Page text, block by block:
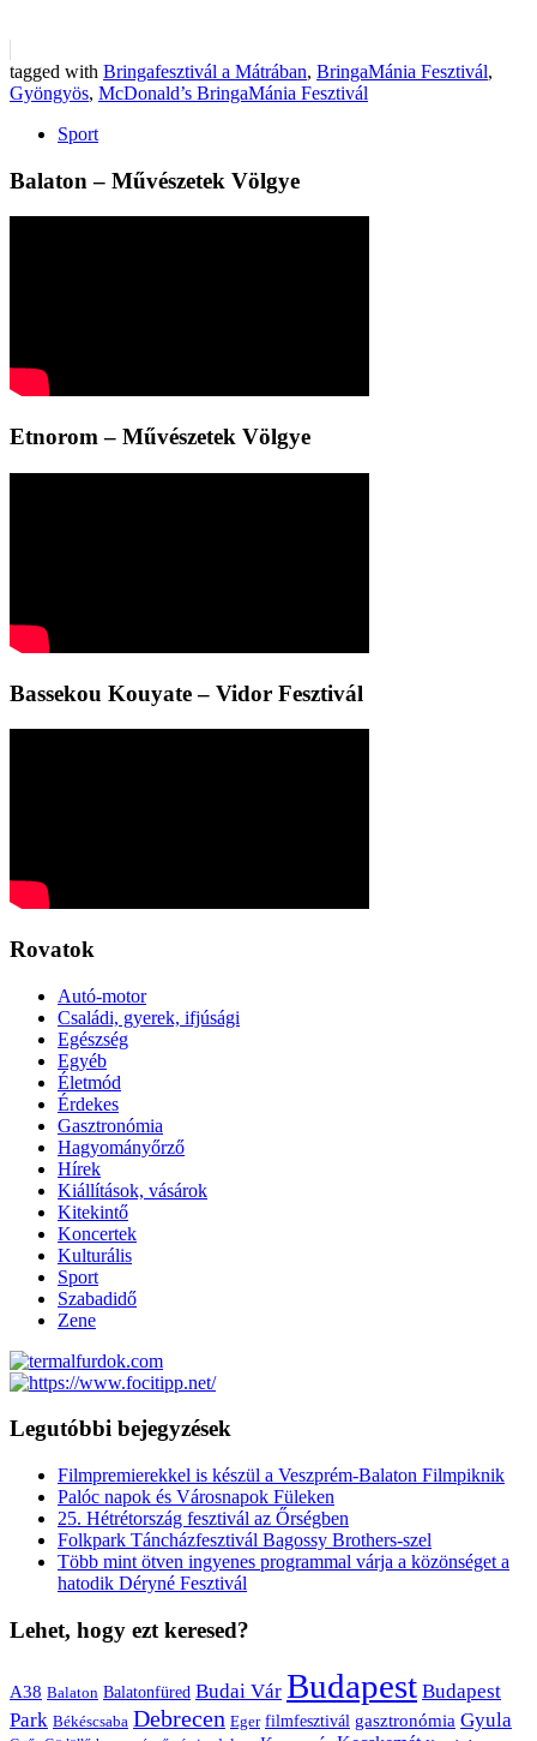
tagged with Bringafesztivál a Mátrában, BringaMánia Fesztivál,
Gyöngyös, McDonald’s BringaMánia Fesztivál
Sport
Balaton – Művészetek Völgye
Etnorom – Művészetek Völgye
Bassekou Kouyate – Vidor Fesztivál
Rovatok
Autó-motor
Családi, gyerek, ifjúsági
Egészség
Egyéb
Életmód
Érdekes
Gasztronómia
Hagyományőrző
Hírek
Kiállítások, vásárok
Kitekintő
Koncertek
Kulturális
Sport
Szabadidő
Zene
Legutóbbi bejegyzések
Filmpremierekkel is készül a Veszprém-Balaton Filmpiknik
Palóc napok és Városnapok Füleken
25. Hétrétország fesztivál az Őrségben
Folkpark Táncházfesztivál Bagossy Brothers-szel
Több mint ötven ingyenes programmal várja a közönséget a
hatodik Déryné Fesztivál
Lehet, hogy ezt keresed?
A38 Balaton Balatonfüred Budai Vár Budapest Budapest
Park Békéscsaba Debrecen Eger filmfesztivál gasztronómia Gyula